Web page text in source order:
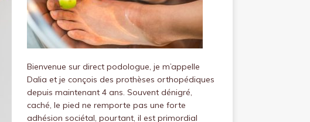
Bienvenue sur direct podologue, je m’appelle
Dalia et je conçois des prothèses orthopédiques
depuis maintenant 4 ans. Souvent dénigré,
caché, le pied ne remporte pas une forte
adhésion sociétal, pourtant, il est primordial